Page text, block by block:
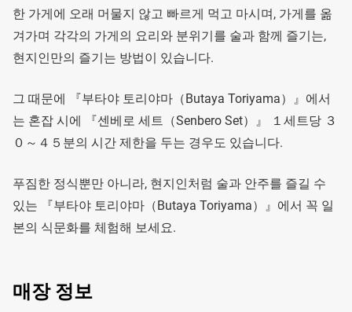
한 가게에 오래 머물지 않고 빠르게 먹고 마시며, 가게를 옮
겨가며 각각의 가게의 요리와 분위기를 술과 함께 즐기는,
현지인만의 즐기는 방법이 있습니다.
그 때문에 『부타야 토리야마（Butaya Toriyama）』에서
는 혼잡 시에 『센베로 세트（Senbero Set）』 １세트당 ３
０～４５분의 시간 제한을 두는 경우도 있습니다.
푸짐한 정식뿐만 아니라, 현지인처럼 술과 안주를 즐길 수
있는 『부타야 토리야마（Butaya Toriyama）』에서 꼭 일
본의 식문화를 체험해 보세요.
매장 정보